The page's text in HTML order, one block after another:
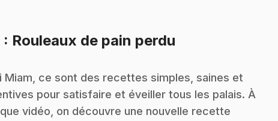
: Rouleaux de pain perdu
Miam, ce sont des recettes simples, saines et
pour satisfaire et éveiller tous les palais. À
vidéo, on découvre une nouvelle recette